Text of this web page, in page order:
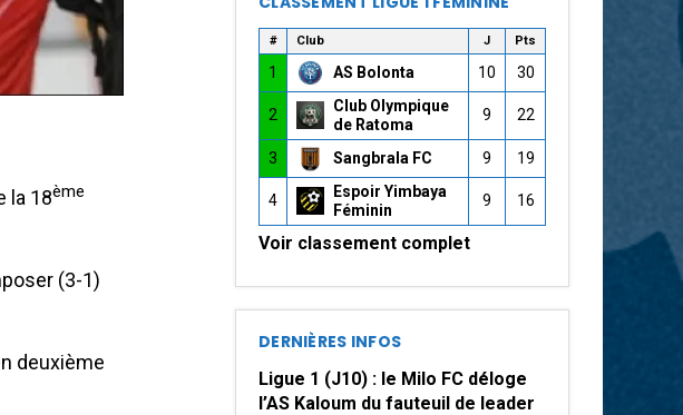
la 18ème
(3-1)
deuxième
# Club J Pts
1 AS Bolonta 10 30
2
Club Olympique
de Ratoma
9 22
3 Sangbrala FC 9 19
4
Espoir Yimbaya
Féminin
9 16
Voir classement complet
DERNIÈRES INFOS
Ligue 1 (J10) : le Milo FC déloge
l’AS Kaloum du fauteuil de leader